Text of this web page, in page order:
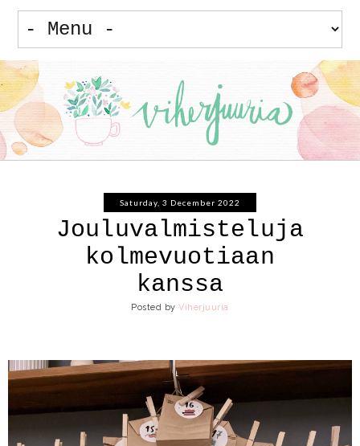
Saturday, 3 December 2022
Jouluvalmisteluja
kolmevuotiaan
kanssa
Posted byViherjuuria